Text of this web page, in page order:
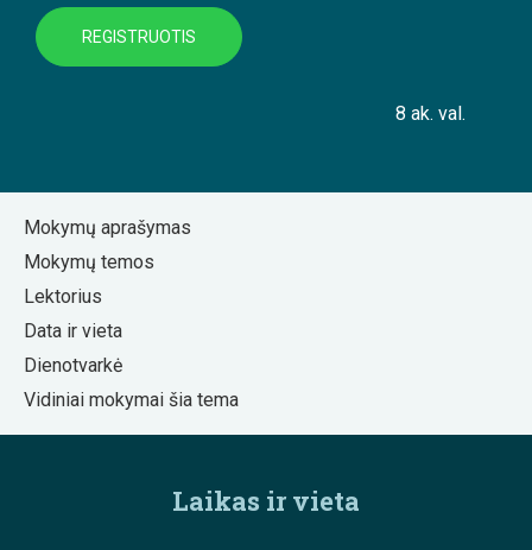
REGISTRUOTIS
8 ak. val.
Mokymų aprašymas
Mokymų temos
Lektorius
Data ir vieta
Dienotvarkė
Vidiniai mokymai šia tema
Laikas ir vieta